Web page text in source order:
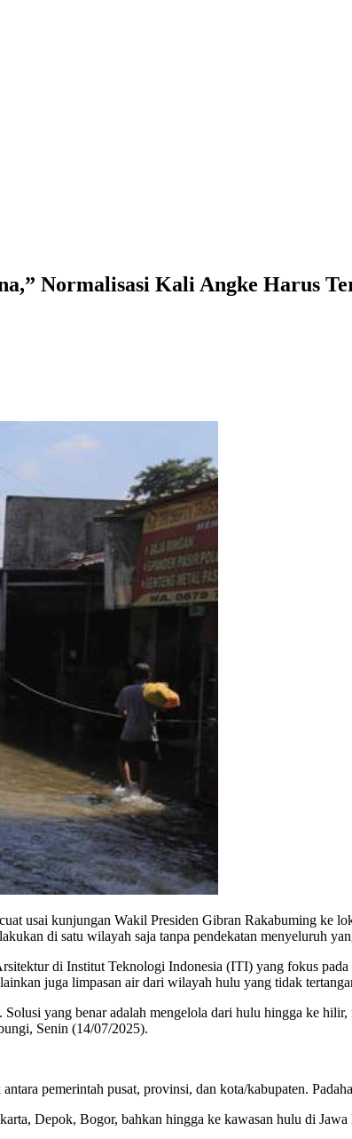
Normalisasi Kali Angke Harus
usai kunjungan Wakil Presiden Gibran Rakabuming ke
di satu wilayah saja tanpa pendekatan menyeluruh
di Institut Teknologi Indonesia (ITI) yang fokus
juga limpasan air dari wilayah hulu yang tidak
yang benar adalah mengelola dari hulu hingga ke hilir,
Senin (14/07/2025).
pemerintah pusat, provinsi, dan kota/kabupaten.
Depok, Bogor, bahkan hingga ke kawasan hulu di